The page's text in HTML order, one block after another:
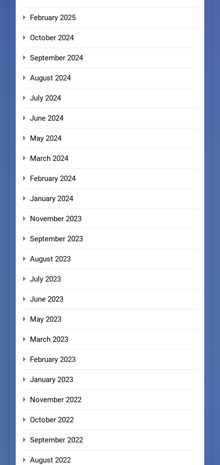
February 2025
October 2024
September 2024
August 2024
July 2024
June 2024
May 2024
March 2024
February 2024
January 2024
November 2023
September 2023
August 2023
July 2023
June 2023
May 2023
March 2023
February 2023
January 2023
November 2022
October 2022
September 2022
August 2022